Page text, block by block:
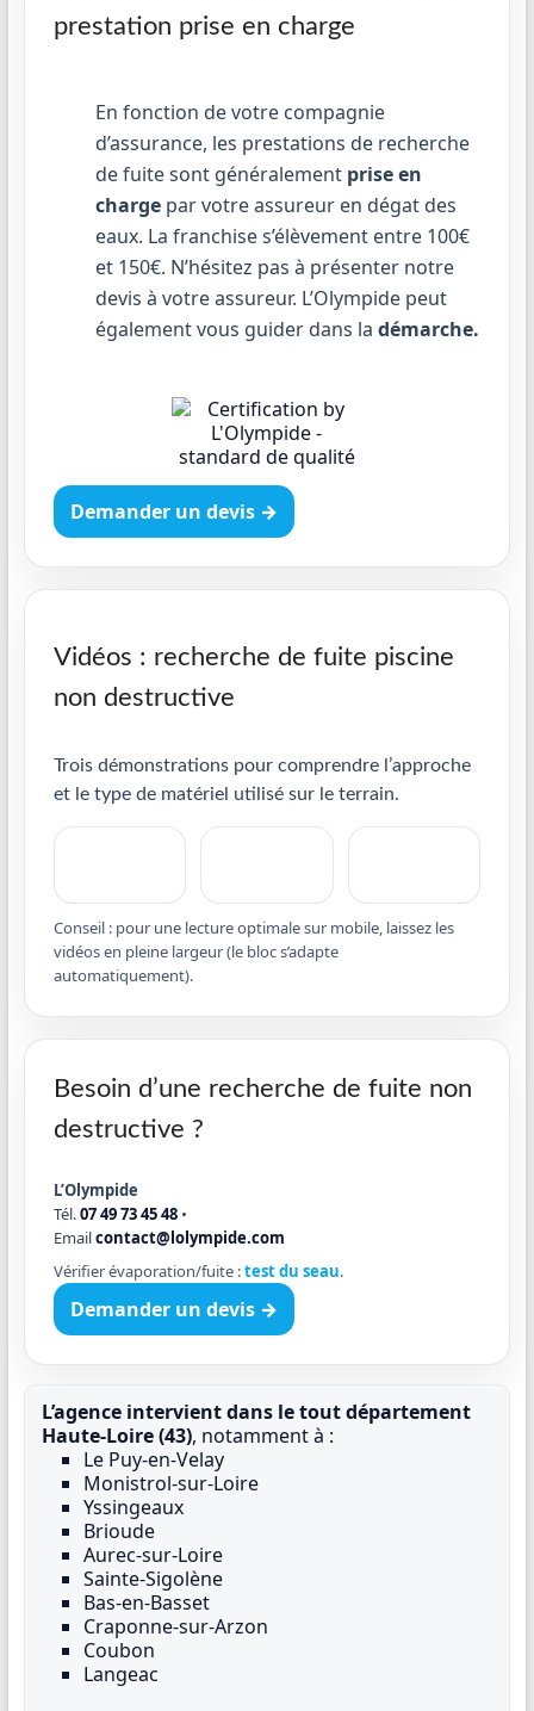
prestation prise en charge
En fonction de votre compagnie
d’assurance, les prestations de recherche
de fuite sont généralement prise en
chargepar votre assureur en dégat des
eaux. La franchise s’élèvement entre 100€
et 150€. N’hésitez pas à présenter notre
devis à votre assureur. L’Olympide peut
également vous guider dans la démarche.
Demander un devis →
Vidéos : recherche de fuite piscine
non destructive
Trois démonstrations pour comprendre l’approche
et le type de matériel utilisé sur le terrain.
Conseil : pour une lecture optimale sur mobile, laissez les
vidéos en pleine largeur (le bloc s’adapte
automatiquement).
Besoin d’une recherche de fuite non
destructive ?
L’Olympide
Tél.07 49 73 45 48•
Emailcontact@lolympide.com
Vérifier évaporation/fuite :test du seau.
Demander un devis →
L’agence intervient dans le tout département
Haute-Loire (43), notamment à :
Le Puy-en-Velay
Monistrol-sur-Loire
Yssingeaux
Brioude
Aurec-sur-Loire
Sainte-Sigolène
Bas-en-Basset
Craponne-sur-Arzon
Coubon
Langeac